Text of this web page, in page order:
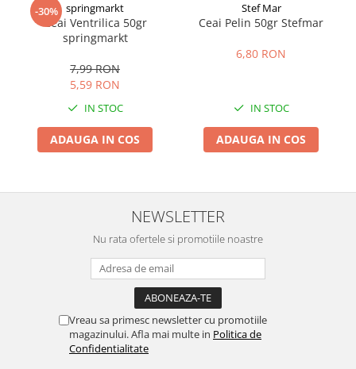
-30% springmarkt
Ceai Ventrilica 50gr
springmarkt
7,99 RON
5,59 RON
IN STOC
ADAUGA IN COS
Stef Mar
Ceai Pelin 50gr Stefmar
6,80 RON
IN STOC
ADAUGA IN COS
NEWSLETTER
Nu rata ofertele si promotiile noastre
Vreau sa primesc newsletter cu promotiile
magazinului. Afla mai multe in Politica de
Confidentialitate